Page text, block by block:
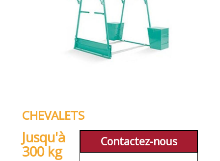
CHEVALETS
Contactez-nous
Jusqu'à
300 kg